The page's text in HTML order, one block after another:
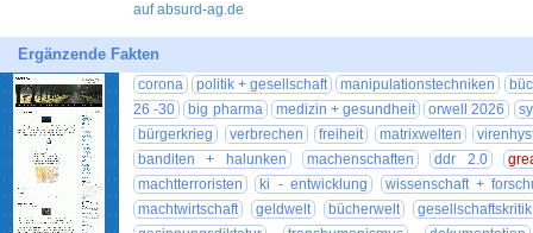
auf absurd-ag.de
Ergänzende Fakten
corona politik + gesellschaft manipulationstechniken
26 -30
big pharma medizin + gesundheit orwell 2026
bürgerkrieg
verbrechen freiheit matrixwelten
banditen + halunken
machenschaften ddr 2.0
machtterroristen
ki - entwicklung
wissenschaft +
machtwirtschaft
geldwelt bücherwelt
gesellschaftskritik